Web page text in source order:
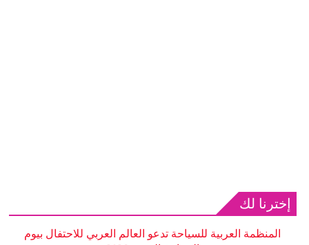
إخترنا لك
المنظمة العربية للسياحة تدعو العالم العربي للاحتفال بيوم